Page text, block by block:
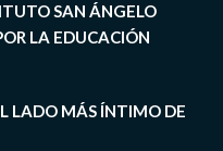
SAN ÁNGELO
LA EDUCACIÓN
LADO MÁS ÍNTIMO DE